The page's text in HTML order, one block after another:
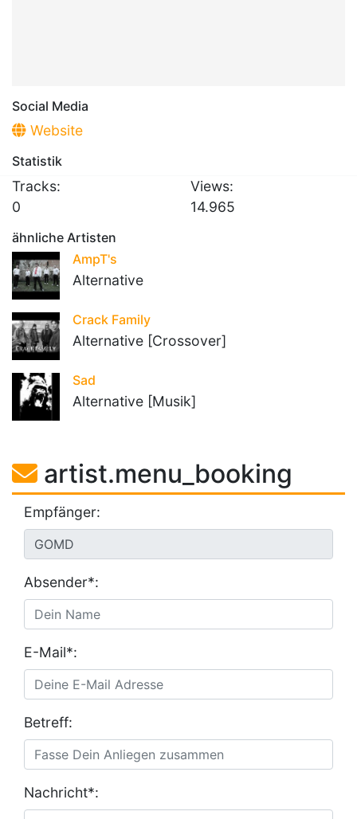
Social Media
Website
Statistik
Tracks:
0
Views:
14.965
ähnliche Artisten
AmpT's
Alternative
Crack Family
Alternative [Crossover]
Sad
Alternative [Musik]
artist.menu_booking
Empfänger:
Absender*:
E-Mail*:
Betreff:
Nachricht*: